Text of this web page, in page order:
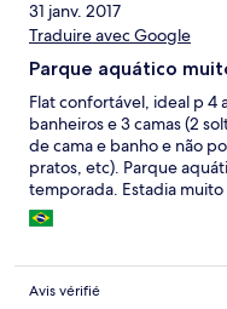
31 janv. 2017
Traduire avec Google
Parque aquático
Flat confortável, ideal p 4
banheiros e 3 camas (2
de cama e banho e não
pratos, etc). Parque
temporada. Estadia
Avis vérifié